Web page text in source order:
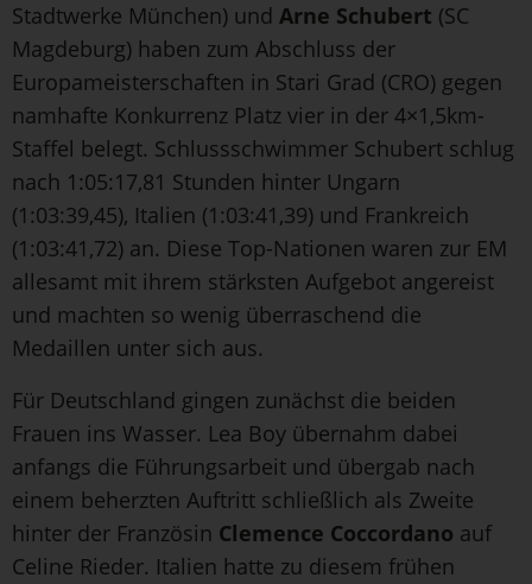
Stadtwerke München) und Arne Schubert (SC
Magdeburg) haben zum Abschluss der
Europameisterschaften in Stari Grad (CRO) gegen
namhafte Konkurrenz Platz vier in der 4×1,5km-
Staffel belegt. Schlussschwimmer Schubert schlug
nach 1:05:17,81 Stunden hinter Ungarn
(1:03:39,45), Italien (1:03:41,39) und Frankreich
(1:03:41,72) an. Diese Top-Nationen waren zur EM
allesamt mit ihrem stärksten Aufgebot angereist
und machten so wenig überraschend die
Medaillen unter sich aus.
Für Deutschland gingen zunächst die beiden
Frauen ins Wasser. Lea Boy übernahm dabei
anfangs die Führungsarbeit und übergab nach
einem beherzten Auftritt schließlich als Zweite
hinter der Französin Clemence Coccordano auf
Celine Rieder. Italien hatte zu diesem frühen